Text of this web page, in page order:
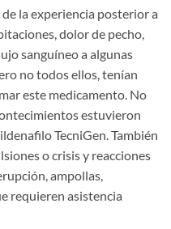
la experiencia posterior a
dolor de pecho,
sanguíneo a algunas
no todos ellos, tenían
este medicamento. No
estuvieron
TecniGen. También
o crisis y reacciones
ampollas,
requieren asistencia